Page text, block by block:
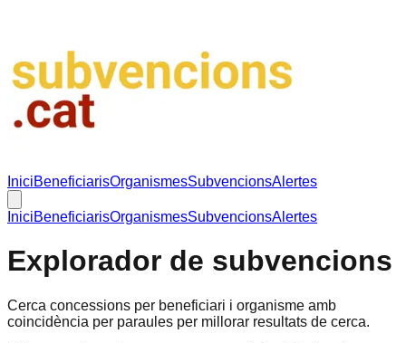
IniciBeneficiarisOrganismesSubvencionsAlertes
IniciBeneficiarisOrganismesSubvencionsAlertes
Explorador de subvencions
Cerca concessions per beneficiari i organisme amb
coincidència per paraules per millorar resultats de cerca.